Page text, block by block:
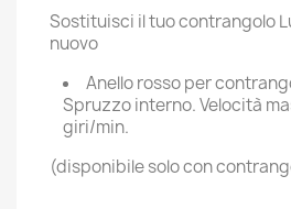
Sostituisci il tuo contrangolo
nuovo
Anello rosso per
Spruzzo interno. Velocità
giri/min.
(disponibile solo con